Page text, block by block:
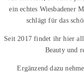
ein echtes Wiesbadener
schlägt für das
Seit 2017 findet ihr hier
Beauty und
Ergänzend dazu